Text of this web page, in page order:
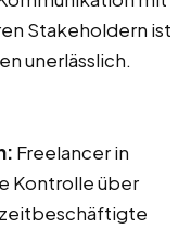
Stakeholdern ist
unerlässlich.
Freelancer in
Kontrolle über